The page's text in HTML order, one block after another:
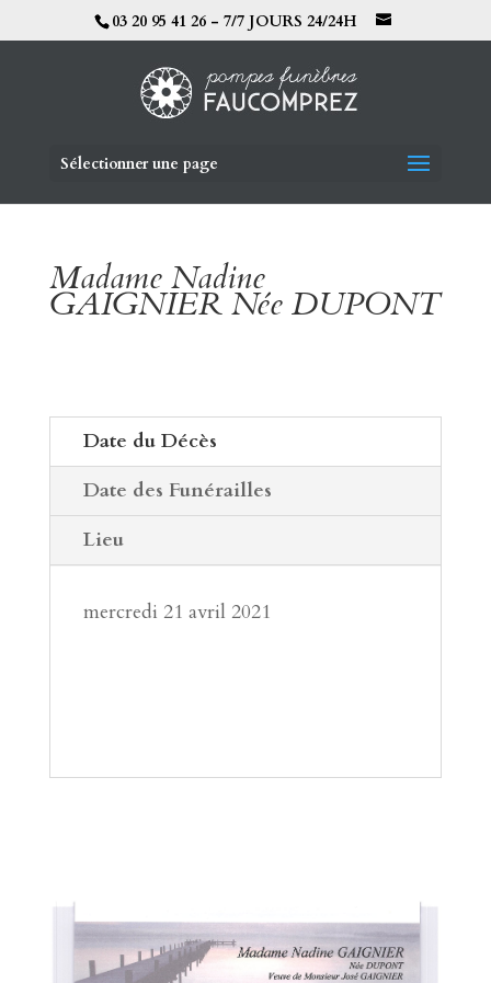
03 20 95 41 26 - 7/7 JOURS 24/24H
Sélectionner une page
Madame Nadine
GAIGNIER Née DUPONT
Date du Décès
Date des Funérailles
Lieu
mercredi 21 avril 2021